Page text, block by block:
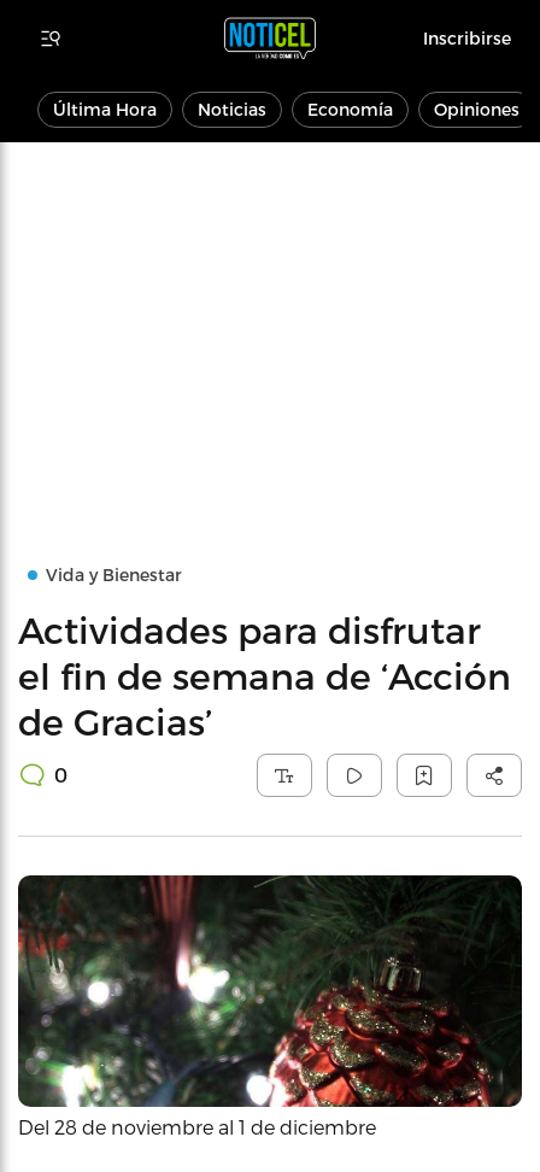
Inscribirse
Última Hora Noticias Economía Opiniones
Vida y Bienestar
Actividades para disfrutar
el fin de semana de ‘Acción
de Gracias’
0
Del 28 de noviembre al 1 de diciembre